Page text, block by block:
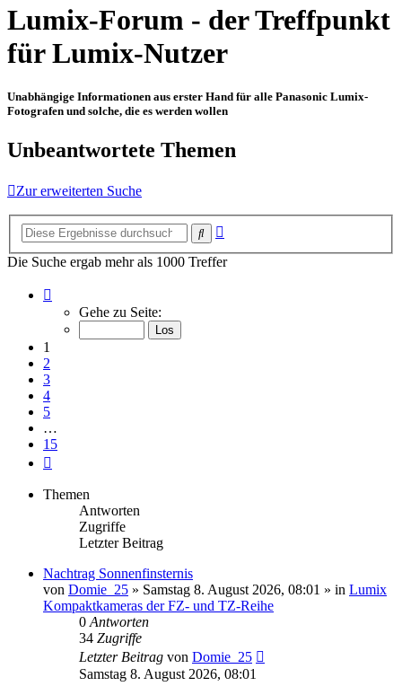
Lumix-Forum - der Treffpunkt
für Lumix-Nutzer
Unabhängige Informationen aus erster Hand für alle Panasonic Lumix-
Fotografen und solche, die es werden wollen
Unbeantwortete Themen
Zur erweiterten Suche
Suche
Die Suche ergab mehr als 1000 Treffer
von
Gehe zu Seite:
1
2
3
4
5
…
15
Themen
Antworten
Zugriffe
Letzter Beitrag
Nachtrag Sonnenfinsternis
von Domie_25 » Samstag 8. August 2026, 08:01 » in Lumix
Kompaktkameras der FZ- und TZ-Reihe
0 Antworten
34 Zugriffe
Letzter Beitrag von Domie_25
Samstag 8. August 2026, 08:01